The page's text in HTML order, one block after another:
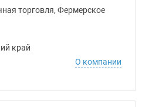
торговля, Фермерское
край
О компании